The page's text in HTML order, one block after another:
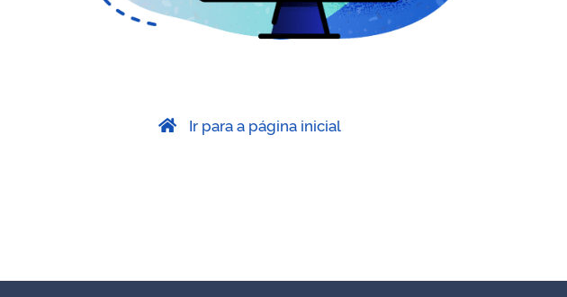
Ir para a página inicial